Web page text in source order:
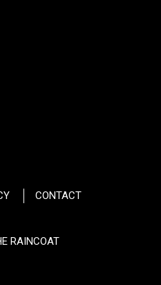
CONTACT
RAINCOAT